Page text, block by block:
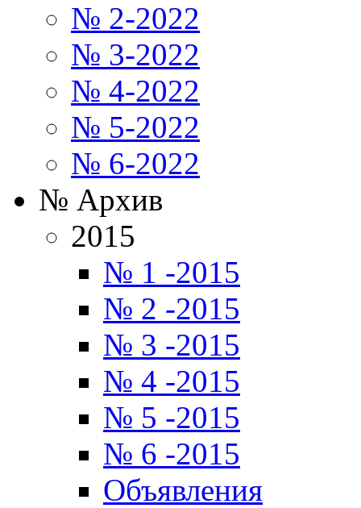
№ 2-2022
№ 3-2022
№ 4-2022
№ 5-2022
№ 6-2022
№ Архив
2015
№ 1 -2015
№ 2 -2015
№ 3 -2015
№ 4 -2015
№ 5 -2015
№ 6 -2015
Объявления